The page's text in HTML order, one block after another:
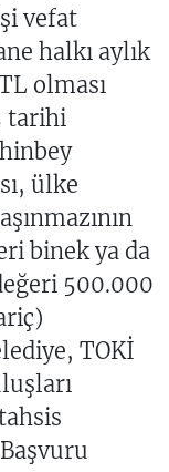
vefat
halkı aylık
olması
tarihi
ülke
binek ya da
500.000
TOKİ